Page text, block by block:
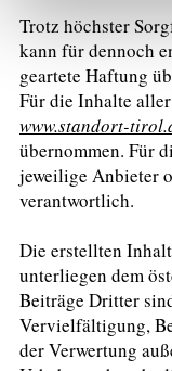
Trotz höchster
kann für dennoch
geartete Haftung
Für die Inhalte
www.standort-
übernommen. Für
jeweilige Anbieter
verantwortlich.
Die erstellten
unterliegen dem
Beiträge Dritter
Vervielfältigung,
der Verwertung